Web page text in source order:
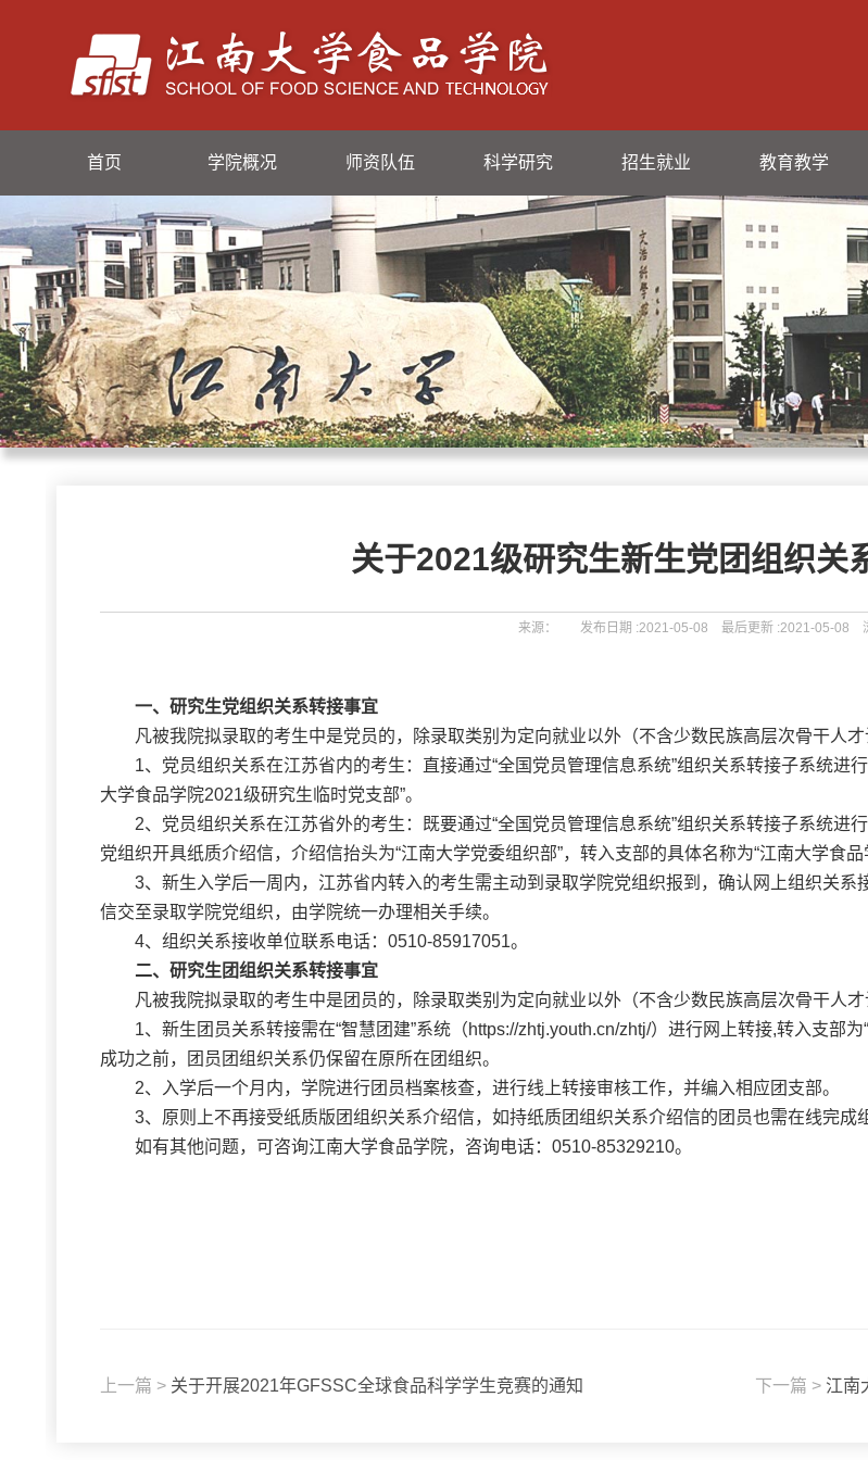
首页 学院概况 师资队伍 科学研究 招生就业 教育教学
关于2021级研究生新生党团组织关
来源： 发布日期 :2021-05-08 最后更新 :2021-05-08
一、研究生党组织关系转接事宜
凡被我院拟录取的考生中是党员的，除录取类别为定向就业以外（不含少数民族高层次骨干人
1、党员组织关系在江苏省内的考生：直接通过“全国党员管理信息系统”组织关系转接子系统进
大学食品学院2021级研究生临时党支部”。
2、党员组织关系在江苏省外的考生：既要通过“全国党员管理信息系统”组织关系转接子系统
党组织开具纸质介绍信，介绍信抬头为“江南大学党委组织部”，转入支部的具体名称为“江南大学食品
3、新生入学后一周内，江苏省内转入的考生需主动到录取学院党组织报到，确认网上组织关
信交至录取学院党组织，由学院统一办理相关手续。
4、组织关系接收单位联系电话：0510-85917051。
二、研究生团组织关系转接事宜
凡被我院拟录取的考生中是团员的，除录取类别为定向就业以外（不含少数民族高层次骨干人
1、新生团员关系转接需在“智慧团建”系统（https://zhtj.youth.cn/zhtj/）进行网上转接,转入支部
成功之前，团员团组织关系仍保留在原所在团组织。
2、入学后一个月内，学院进行团员档案核查，进行线上转接审核工作，并编入相应团支部。
3、原则上不再接受纸质版团组织关系介绍信，如持纸质团组织关系介绍信的团员也需在线完成
如有其他问题，可咨询江南大学食品学院，咨询电话：0510-85329210。
上一篇 > 关于开展2021年GFSSC全球食品科学学生竞赛的通知 下一篇 > 江南